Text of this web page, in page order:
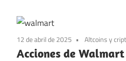
12 de abril de 2025 Altcoins y
Acciones de